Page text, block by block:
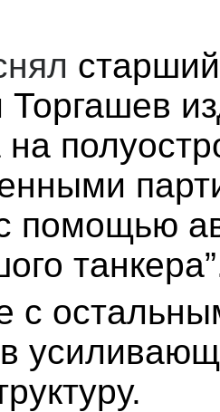
Торгашев
помощью
с